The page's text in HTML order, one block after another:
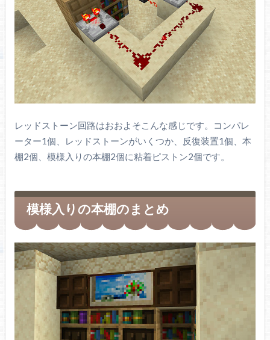
レッドストーン回路はおおよそこんな感じです。コンパレ
ーター1個、レッドストーンがいくつか、反復装置1個、本
棚2個、模様入りの本棚2個に粘着ピストン2個です。
模様入りの本棚のまとめ